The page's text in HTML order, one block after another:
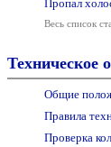
Пропал
Весь список
Техническое
Общие
Правила
Проверка